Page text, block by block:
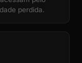
perdida.